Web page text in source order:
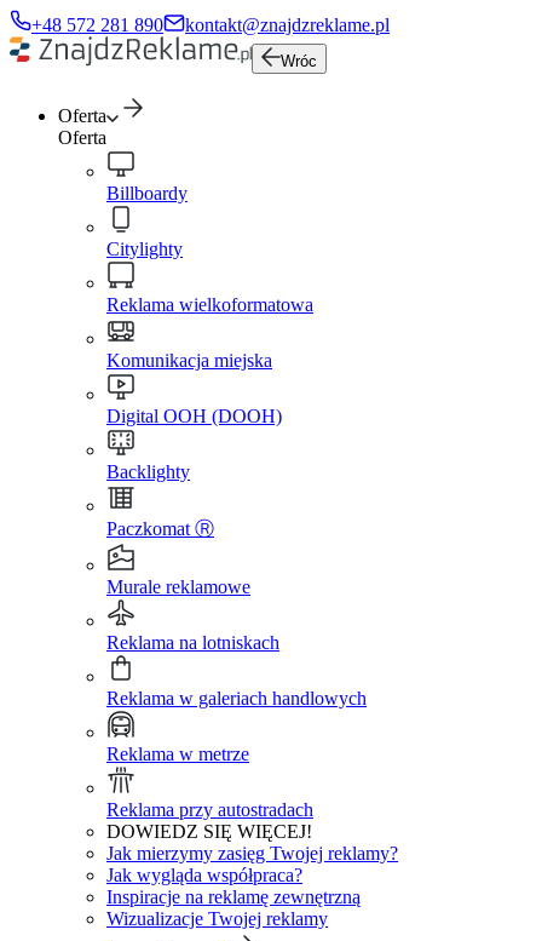
+48 572 281 890 kontakt@znajdzreklame.pl
Wróc
Oferta
Oferta
Billboardy
Citylighty
Reklama wielkoformatowa
Komunikacja miejska
Digital OOH (DOOH)
Backlighty
Paczkomat Ⓡ
Murale reklamowe
Reklama na lotniskach
Reklama w galeriach handlowych
Reklama w metrze
Reklama przy autostradach
DOWIEDZ SIĘ WIĘCEJ!
Jak mierzymy zasięg Twojej reklamy?
Jak wygląda współpraca?
Inspiracje na reklamę zewnętrzną
Wizualizacje Twojej reklamy